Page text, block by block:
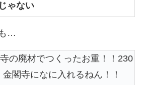
ゃない
…
の廃材でつくったお重！！230
閣寺になに入れるねん！！